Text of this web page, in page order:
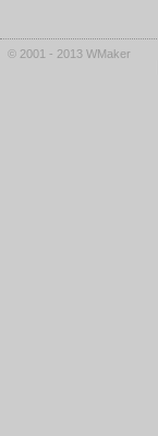
© 2001 - 2013 WMaker